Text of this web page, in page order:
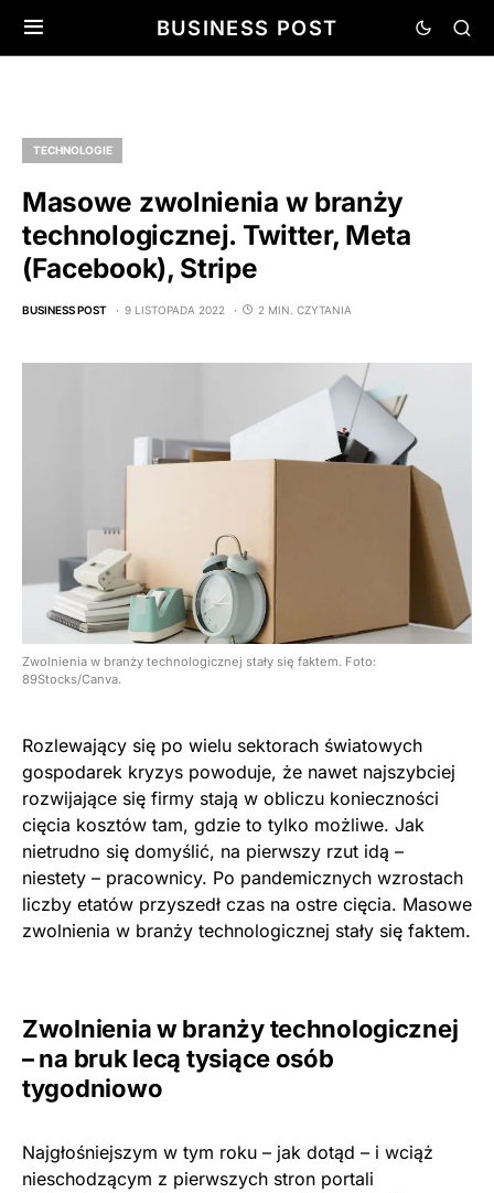
BUSINESS POST
TECHNOLOGIE
Masowe zwolnienia w branży
technologicznej. Twitter, Meta
(Facebook), Stripe
BUSINESS POST 9 LISTOPADA 2022 2 MIN. CZYTANIA
Zwolnienia w branży technologicznej stały się faktem. Foto:
89Stocks/Canva.
Rozlewający się po wielu sektorach światowych
gospodarek kryzys powoduje, że nawet najszybciej
rozwijające się firmy stają w obliczu konieczności
cięcia kosztów tam, gdzie to tylko możliwe. Jak
nietrudno się domyślić, na pierwszy rzut idą –
niestety – pracownicy. Po pandemicznych wzrostach
liczby etatów przyszedł czas na ostre cięcia. Masowe
zwolnienia w branży technologicznej stały się faktem.
Zwolnienia w branży technologicznej
– na bruk lecą tysiące osób
tygodniowo
Najgłośniejszym w tym roku – jak dotąd – i wciąż
nieschodzącym z pierwszych stron portali